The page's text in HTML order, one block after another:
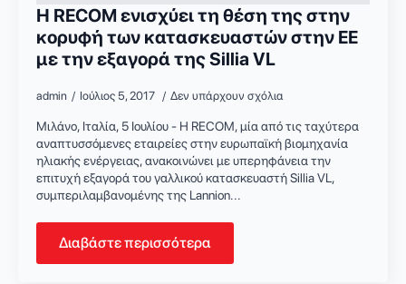
Η RECOM ενισχύει τη θέση της στην
κορυφή των κατασκευαστών στην ΕΕ
με την εξαγορά της Sillia VL
admin Ιούλιος 5, 2017 Δεν υπάρχουν σχόλια
Μιλάνο, Ιταλία, 5 Ιουλίου - Η RECOM, μία από τις ταχύτερα
αναπτυσσόμενες εταιρείες στην ευρωπαϊκή βιομηχανία
ηλιακής ενέργειας, ανακοινώνει με υπερηφάνεια την
επιτυχή εξαγορά του γαλλικού κατασκευαστή Sillia VL,
συμπεριλαμβανομένης της Lannion...
Διαβάστε περισσότερα